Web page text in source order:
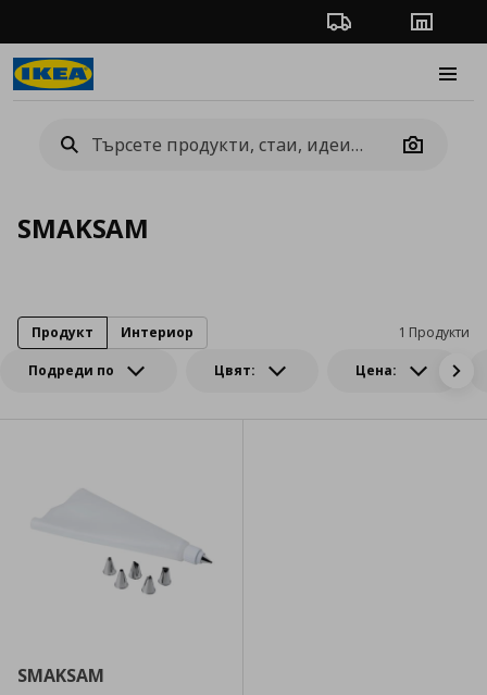
Проследяване на
Camera
SMAKSAM
Подреди по Цвят: Цена:
1 Продукти
Продукт Интериор
SMAKSAM